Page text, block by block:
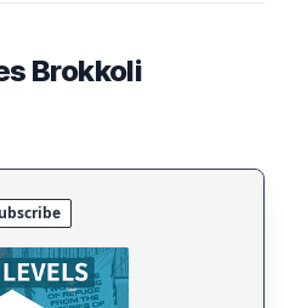
Brokkoli